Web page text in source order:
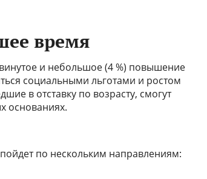
время
и небольшое (4 %) повышение
социальными льготами и ростом
в отставку по возрасту, смогут
основаниях.
по нескольким направлениям: